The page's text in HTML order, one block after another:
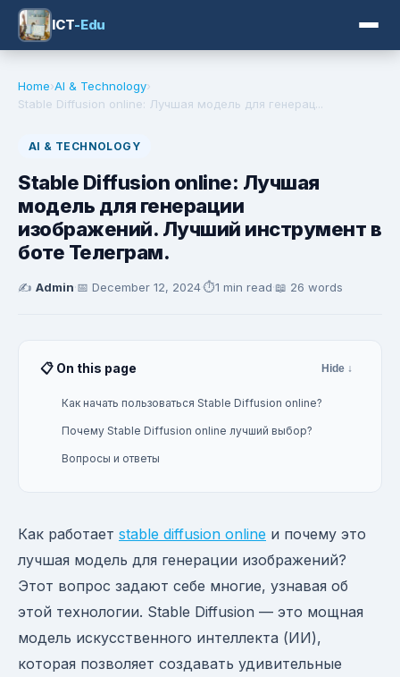
ICT-Edu
Home›AI & Technology›
Stable Diffusion online: Лучшая модель для генерац...
AI & TECHNOLOGY
Stable Diffusion online: Лучшая
модель для генерации
изображений. Лучший инструмент в
боте Телеграм.
✍️ Admin·📅 December 12, 2024·⏱️1 min read·📖 26 words
📋 On this page Hide ↓
Как начать пользоваться Stable Diffusion online?
Почему Stable Diffusion online лучший выбор?
Вопросы и ответы
Как работает stable diffusion online и почему это
лучшая модель для генерации изображений?
Этот вопрос задают себе многие, узнавая об
этой технологии. Stable Diffusion — это мощная
модель искусственного интеллекта (ИИ),
которая позволяет создавать удивительные